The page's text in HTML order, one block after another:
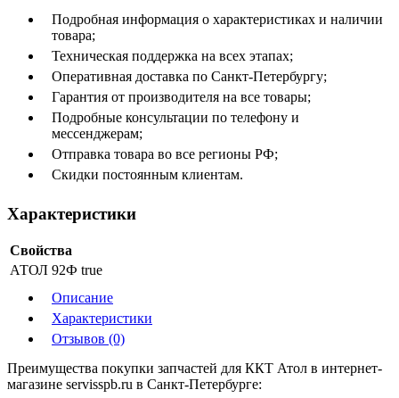
Подробная информация о характеристиках и наличии
товара;
Техническая поддержка на всех этапах;
Оперативная доставка по Санкт-Петербургу;
Гарантия от производителя на все товары;
Подробные консультации по телефону и
мессенджерам;
Отправка товара во все регионы РФ;
Скидки постоянным клиентам.
Характеристики
Свойства
АТОЛ 92Ф true
Описание
Характеристики
Отзывов (0)
Преимущества покупки запчастей для ККТ Атол в интернет-
магазине servisspb.ru в Санкт-Петербурге: